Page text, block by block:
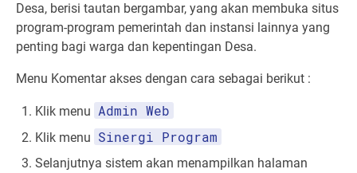
Desa, berisi tautan bergambar, yang akan membuka situs
program-program pemerintah dan instansi lainnya yang
penting bagi warga dan kepentingan Desa.
Menu Komentar akses dengan cara sebagai berikut :
Klik menu Admin Web
Klik menu Sinergi Program
Selanjutnya sistem akan menampilkan halaman